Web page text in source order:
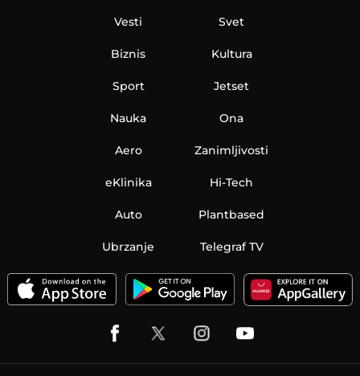
Vesti
Biznis
Sport
Nauka
Aero
Svet
Kultura
Jetset
Ona
Zanimljivosti
eKlinika Hi-Tech
Auto Plantbased
Ubrzanje Telegraf TV